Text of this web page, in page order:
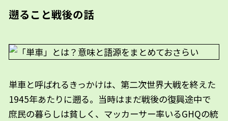
遡ること戦後の話
単車と呼ばれるきっかけは、第二次世界大戦を終えた
1945年あたりに遡る。当時はまだ戦後の復興途中で
庶民の暮らしは貧しく、マッカーサー率いるGHQの統